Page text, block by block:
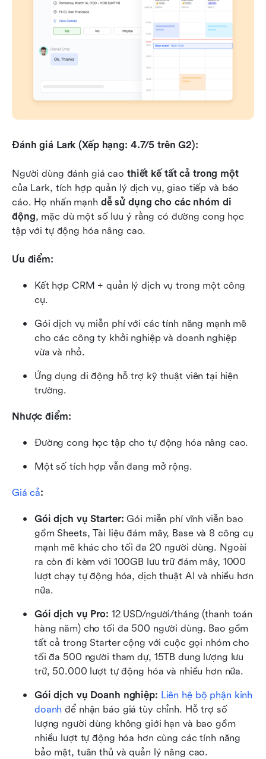
Đánh giá Lark (Xếp hạng: 4.7/5 trên G2):
Người dùng đánh giá cao thiết kế tất cả trong một
của Lark, tích hợp quản lý dịch vụ, giao tiếp và báo
cáo. Họ nhấn mạnh dễ sử dụng cho các nhóm di
động, mặc dù một số lưu ý rằng có đường cong học
tập với tự động hóa nâng cao.
Ưu điểm:
Kết hợp CRM + quản lý dịch vụ trong một công
cụ.
Gói dịch vụ miễn phí với các tính năng mạnh mẽ
cho các công ty khởi nghiệp và doanh nghiệp
vừa và nhỏ.
Ứng dụng di động hỗ trợ kỹ thuật viên tại hiện
trường.
Nhược điểm:
Đường cong học tập cho tự động hóa nâng cao.
Một số tích hợp vẫn đang mở rộng.
Giá cả:
Gói dịch vụ Starter: Gói miễn phí vĩnh viễn bao
gồm Sheets, Tài liệu đám mây, Base và 8 công cụ
mạnh mẽ khác cho tối đa 20 người dùng. Ngoài
ra còn đi kèm với 100GB lưu trữ đám mây, 1000
lượt chạy tự động hóa, dịch thuật AI và nhiều hơn
nữa.
Gói dịch vụ Pro: 12 USD/người/tháng (thanh toán
hàng năm) cho tối đa 500 người dùng. Bao gồm
tất cả trong Starter cộng với cuộc gọi nhóm cho
tối đa 500 người tham dự, 15TB dung lượng lưu
trữ, 50.000 lượt tự động hóa và nhiều hơn nữa.
Gói dịch vụ Doanh nghiệp: Liên hệ bộ phận kinh
doanh để nhận báo giá tùy chỉnh. Hỗ trợ số
lượng người dùng không giới hạn và bao gồm
nhiều lượt tự động hóa hơn cùng các tính năng
bảo mật, tuân thủ và quản lý nâng cao.